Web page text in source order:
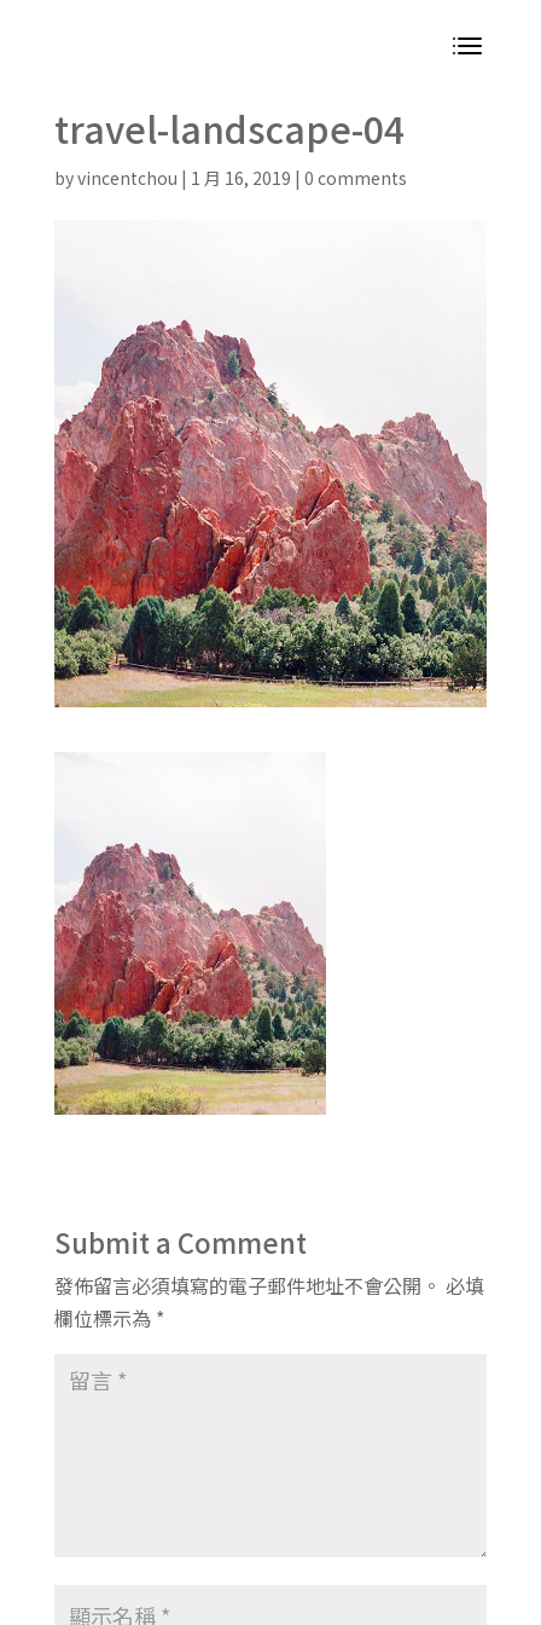
travel-landscape-04
byvincentchou | 1 月 16, 2019 | 0 comments
Submit a Comment
發佈留言必須填寫的電子郵件地址不會公開。 必填
欄位標示為 *